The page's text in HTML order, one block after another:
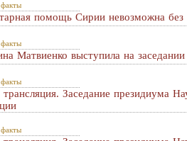
помощь Сирии невозможна без
Матвиенко выступила на
Заседание президиума